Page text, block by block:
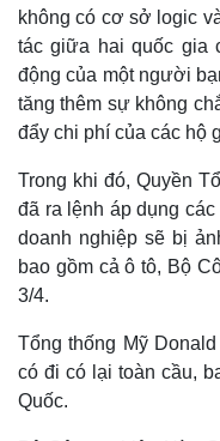
không có cơ sở logic
tác giữa hai quốc gia
động của một người
tăng thêm sự không
đẩy chi phí của các hộ
Trong khi đó, Quyền
đã ra lệnh áp dụng
doanh nghiệp sẽ bị
bao gồm cả ô tô, Bộ
3/4.
Tổng thống Mỹ
có đi có lại toàn cầu,
Quốc.